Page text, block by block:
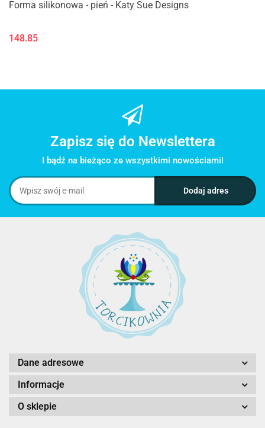
Forma silikonowa - pień - Katy Sue Designs
148.85
Zapisz się do Newslettera
I bądź na bieżąco ze wszystkimi nowościami!
Dane adresowe
Informacje
O sklepie